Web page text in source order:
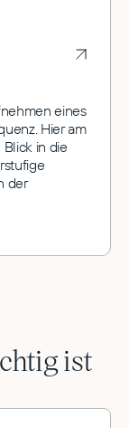
eines
Hier am
in die
der
ist